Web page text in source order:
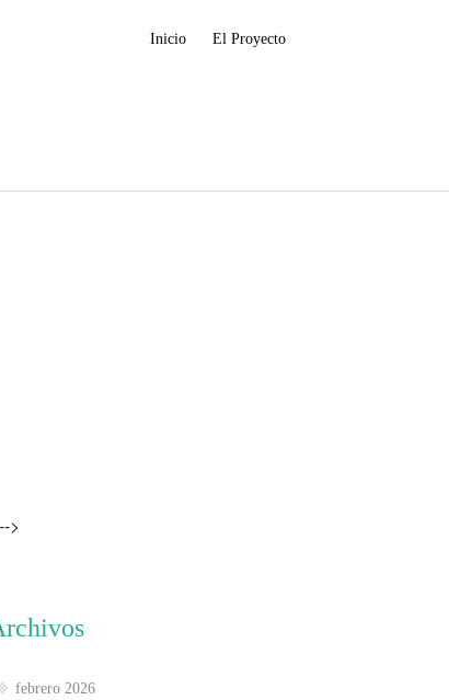
Inicio El Proyecto
-->
febrero 2026